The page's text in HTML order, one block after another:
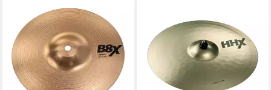
Brilliant, Cymbals, Crash
Becken, HHXplosion Crash
18" Brilliant - Crash Becken
528,12 €
lieferbar - in 3-4 Werktagen bei dir